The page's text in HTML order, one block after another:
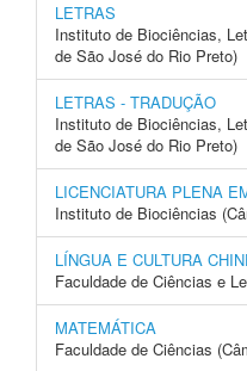
LETRAS
Instituto de Biociências,
de São José do Rio Preto)
LETRAS - TRADUÇÃO
Instituto de Biociências,
de São José do Rio Preto)
LICENCIATURA PLENA
Instituto de Biociências
LÍNGUA E CULTURA
Faculdade de Ciências e
MATEMÁTICA
Faculdade de Ciências